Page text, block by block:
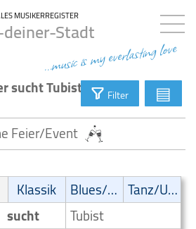
MUSIKERREGISTER
Stadt
...music is my everlasting love
sucht Tubist Filter ▤
Feier/Event
Klassik Blues/Swing
Tanz/Unterhaltungsmusik
sucht
Tubist